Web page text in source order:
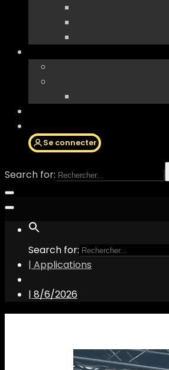
Se connecter
Search for:
Search for:
| Applications
| 8/6/2026